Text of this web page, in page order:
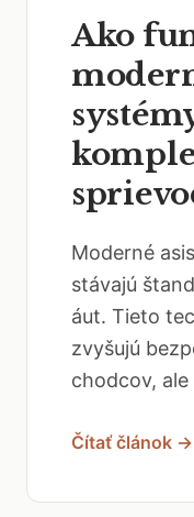
Ako
Moderné
stávajú
áut. Tieto
zvyšujú
chodcov, ale
Čítať článok →